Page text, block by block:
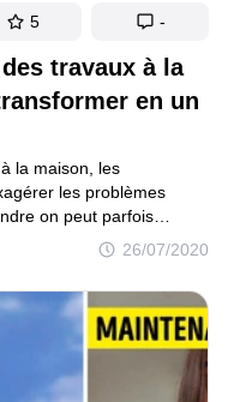
travaux à la
en un
26/07/2020
à la maison, les
les problèmes
on peut parfois
abattue chez eux.
: les misères
qu’on pourrait les
noyés au cœur d’une
du genre Alfred
5 -